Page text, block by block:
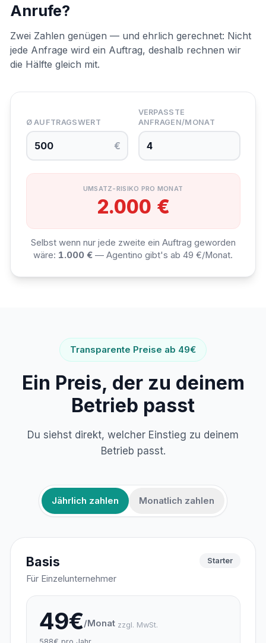
Anrufe?
Zwei Zahlen genügen — und ehrlich gerechnet: Nicht
jede Anfrage wird ein Auftrag, deshalb rechnen wir
die Hälfte gleich mit.
Ø AUFTRAGSWERT
€
VERPASSTE
ANFRAGEN/MONAT
UMSATZ-RISIKO PRO MONAT
2.000 €
Selbst wenn nur jede zweite ein Auftrag geworden
wäre: 1.000 € — Agentino gibt's ab 49 €/Monat.
Transparente Preise ab 49€
Ein Preis, der zu deinem
Betrieb passt
Du siehst direkt, welcher Einstieg zu deinem
Betrieb passt.
Jährlich zahlen Monatlich zahlen
Basis
Für Einzelunternehmer
Starter
49€/Monat zzgl. MwSt.